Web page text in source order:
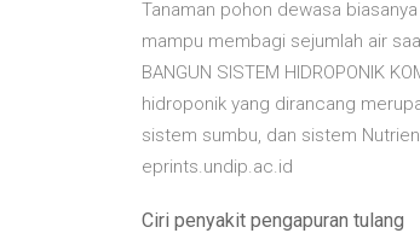
Tanaman pohon dewasa
mampu membagi sejumlah air
BANGUN SISTEM HIDROPONIK
hidroponik yang dirancang
sistem sumbu, dan sistem
eprints.undip.ac.id
Ciri penyakit pengapuran tulang